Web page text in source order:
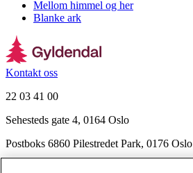
Mellom himmel og her
Blanke ark
Kontakt oss
22 03 41 00
Sehesteds gate 4, 0164 Oslo
Postboks 6860 Pilestredet Park, 0176 Oslo